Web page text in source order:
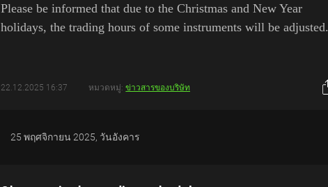
Please be informed that due to the Christmas and New Year
holidays, the trading hours of some instruments will be adjusted.
22.12.2025 16:37 หมวดหมู่:ข่าวสารของบริษัท
25 พฤศจิกายน 2025, วันอังคาร